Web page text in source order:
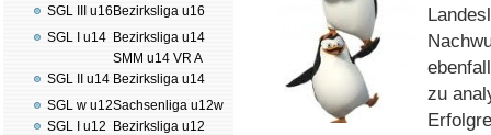
SGL III u16
SGL I u14
SGL II u14
SGL w u12
SGL I u12
Bezirksliga u16
Bezirksliga u14
SMM u14 VR A
Bezirksliga u14
Sachsenliga u12w
Bezirksliga u12
zu